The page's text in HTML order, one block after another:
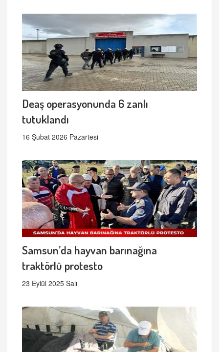
Deaş operasyonunda 6 zanlı
tutuklandı
16 Şubat 2026 Pazartesi
Samsun’da hayvan barınağına
traktörlü protesto
23 Eylül 2025 Salı